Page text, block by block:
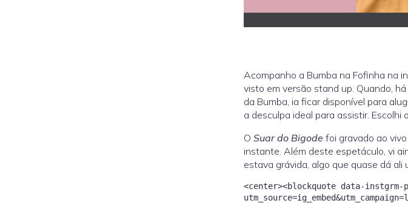
Acompanho a Bumba na Fofinha na
visto em versão stand up. Quando,
da Bumba, ia ficar disponível para
a desculpa ideal para assistir. Escolhi
O Suar do Bigode foi gravado ao
instante. Além deste espetáculo, vi
estava grávida, algo que quase dá ali
<center><blockquote data-instgrm-